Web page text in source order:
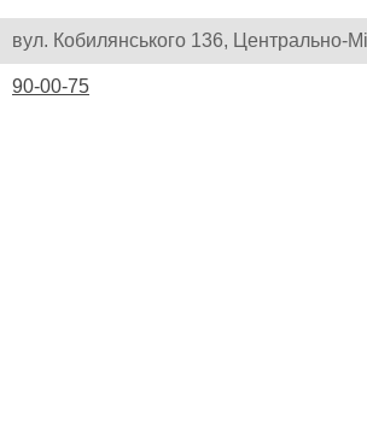
вул. Кобилянського 136, Центрально-
90-00-75